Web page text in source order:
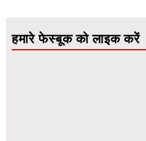
हमारे फेस्बूक को लाइक करें